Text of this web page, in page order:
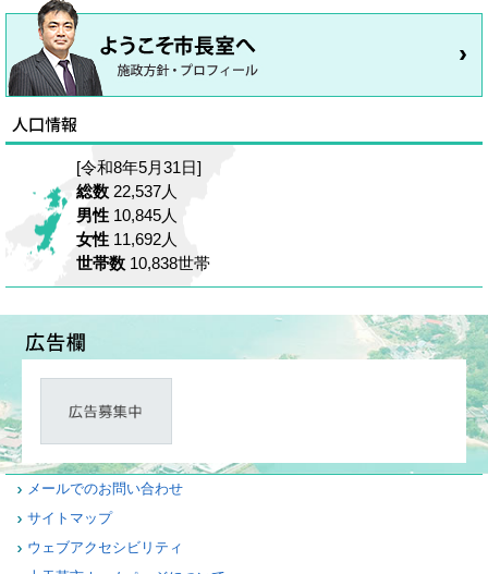
[令和8年5月31日]
総数 22,537人
男性 10,845人
女性 11,692人
世帯数 10,838世帯
メールでのお問い合わせ
サイトマップ
ウェブアクセシビリティ